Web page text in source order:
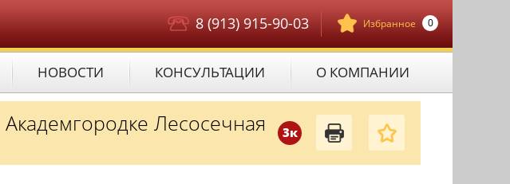
Избранное 0
8 (913) 915-90-03
НОВОСТИ КОНСУЛЬТАЦИИ О КОМПАНИИ
3к
Лесосечная